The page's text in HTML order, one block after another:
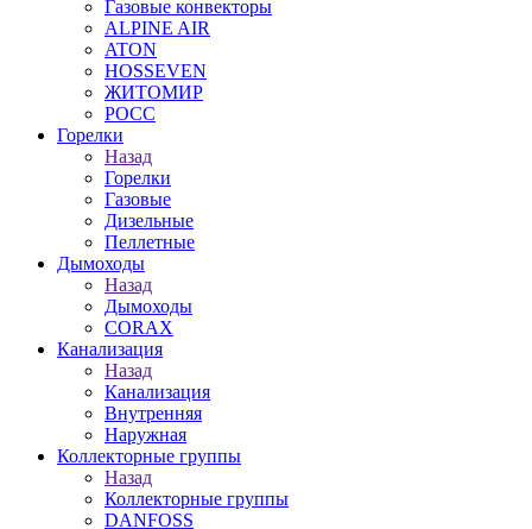
Газовые конвекторы
ALPINE AIR
ATON
HOSSEVEN
ЖИТОМИР
РОСС
Горелки
Назад
Горелки
Газовые
Дизельные
Пеллетные
Дымоходы
Назад
Дымоходы
CORAX
Канализация
Назад
Канализация
Внутренняя
Наружная
Коллекторные группы
Назад
Коллекторные группы
DANFOSS